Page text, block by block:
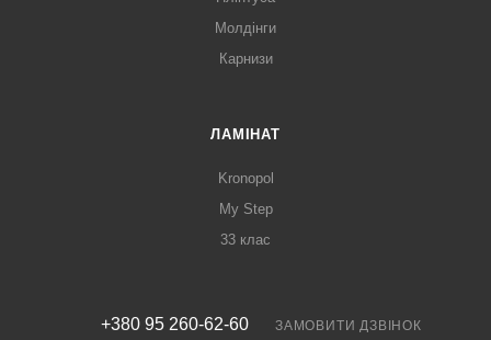
Молдінги
Карнизи
ЛАМІНАТ
Kronopol
My Step
33 клас
+380 95 260-62-60 ЗАМОВИТИ ДЗВІНОК